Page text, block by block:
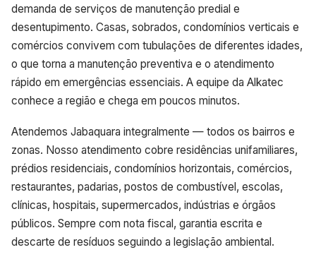
demanda de serviços de manutenção predial e
desentupimento. Casas, sobrados, condomínios verticais e
comércios convivem com tubulações de diferentes idades,
o que torna a manutenção preventiva e o atendimento
rápido em emergências essenciais. A equipe da Alkatec
conhece a região e chega em poucos minutos.
Atendemos Jabaquara integralmente — todos os bairros e
zonas. Nosso atendimento cobre residências unifamiliares,
prédios residenciais, condomínios horizontais, comércios,
restaurantes, padarias, postos de combustível, escolas,
clínicas, hospitais, supermercados, indústrias e órgãos
públicos. Sempre com nota fiscal, garantia escrita e
descarte de resíduos seguindo a legislação ambiental.